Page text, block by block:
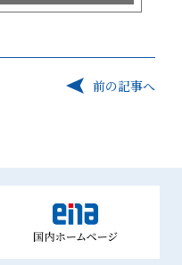
前の記事へ